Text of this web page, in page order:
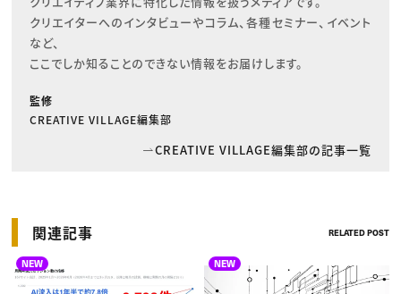
クリエイターへのインタビューやコラム、各種セミナー、イベント
など、
ここでしか知ることのできない情報をお届けします。
監修
CREATIVE VILLAGE編集部
CREATIVE VILLAGE編集部の記事一覧
関連記事 RELATED POST
NEW NEW